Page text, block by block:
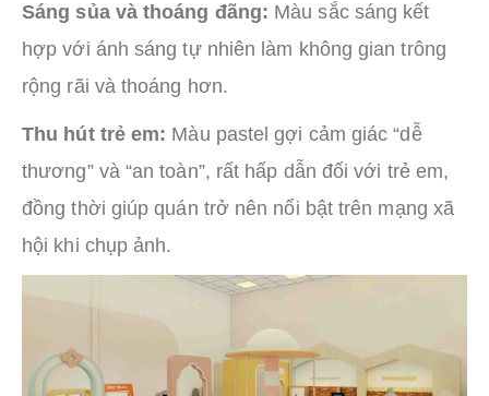
Sáng sủa và thoáng đãng: Màu sắc sáng kết
hợp với ánh sáng tự nhiên làm không gian trông
rộng rãi và thoáng hơn.
Thu hút trẻ em: Màu pastel gợi cảm giác “dễ
thương” và “an toàn”, rất hấp dẫn đối với trẻ em,
đồng thời giúp quán trở nên nổi bật trên mạng xã
hội khi chụp ảnh.